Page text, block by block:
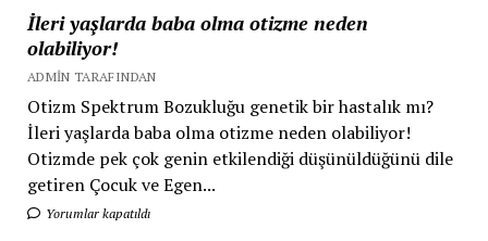
İleri yaşlarda baba olma otizme neden
olabiliyor!
ADMIN TARAFINDAN
Otizm Spektrum Bozukluğu genetik bir hastalık mı?
İleri yaşlarda baba olma otizme neden olabiliyor!
Otizmde pek çok genin etkilendiği düşünüldüğünü dile
getiren Çocuk ve Egen...
Yorumlar kapatıldı